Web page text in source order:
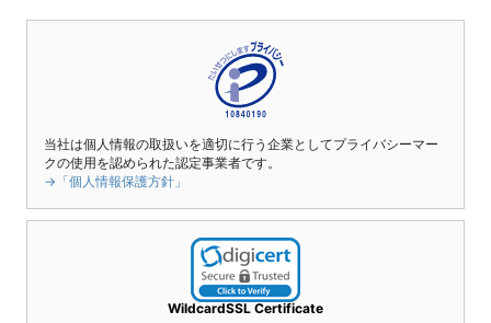
当社は個人情報の取扱いを適切に行う企業としてプライバシーマー
クの使用を認められた認定事業者です。
→「個人情報保護方針」
WildcardSSL Certificate